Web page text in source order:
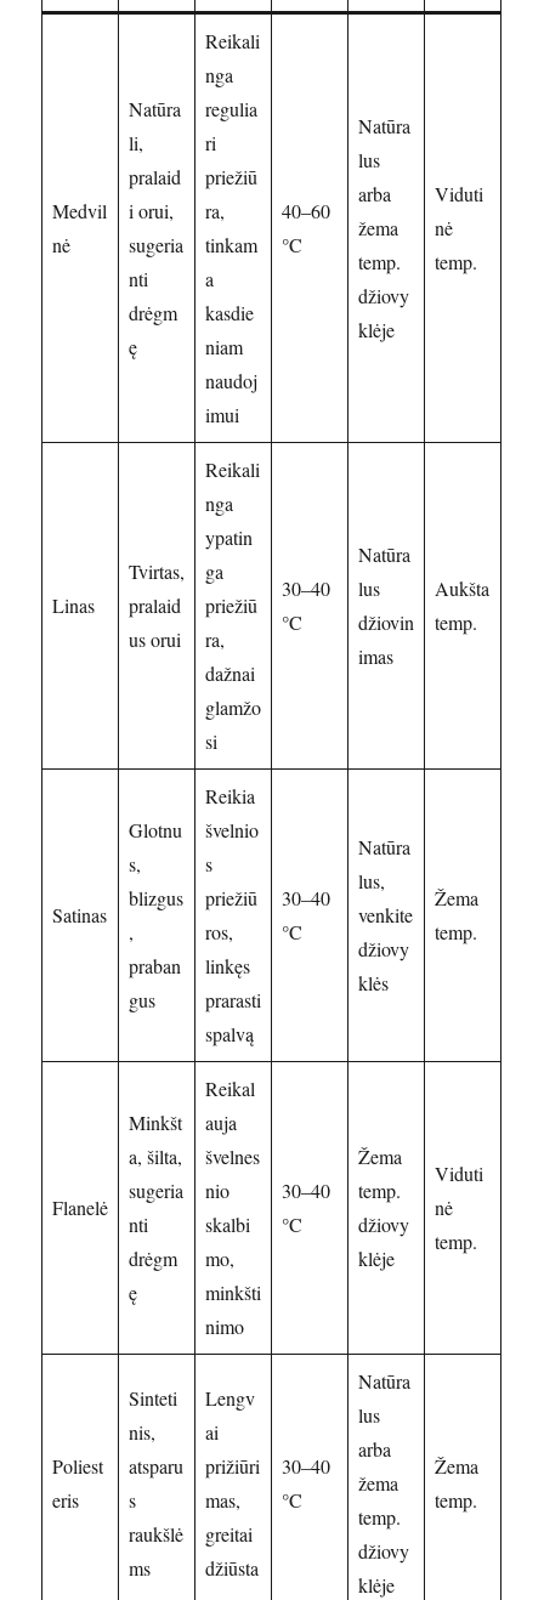
Medvil
nė
Natūra
li,
pralaid
i orui,
sugeria
nti
drėgm
ę
Reikali
nga
regulia
ri
priežiū
ra,
tinkam
a
kasdie
niam
naudoj
imui
40–60
°C
Natūra
lus
arba
žema
temp.
džiovy
klėje
Viduti
nė
temp.
Linas
Tvirtas,
pralaid
us orui
Reikali
nga
ypatin
ga
priežiū
ra,
dažnai
glamžo
si
30–40
°C
Natūra
lus
džiovin
imas
Aukšta
temp.
Satinas
Glotnu
s,
blizgus
,
praban
gus
Reikia
švelnio
s
priežiū
ros,
linkęs
prarasti
spalvą
30–40
°C
Natūra
lus,
venkite
džiovy
klės
Žema
temp.
Flanelė
Minkšt
a, šilta,
sugeria
nti
drėgm
ę
Reikal
auja
švelnes
nio
skalbi
mo,
minkšti
nimo
30–40
°C
Žema
temp.
džiovy
klėje
Viduti
nė
temp.
Poliest
eris
Sinteti
nis,
atsparu
s
raukšlė
ms
Lengv
ai
prižiūri
mas,
greitai
džiūsta
30–40
°C
Natūra
lus
arba
žema
temp.
džiovy
klėje
Žema
temp.